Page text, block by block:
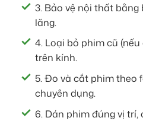
3. Bảo vệ nội thất bằng
lăng.
4. Loại bỏ phim cũ
trên kính.
5. Đo và cắt phim theo
chuyên dụng.
6. Dán phim đúng vị